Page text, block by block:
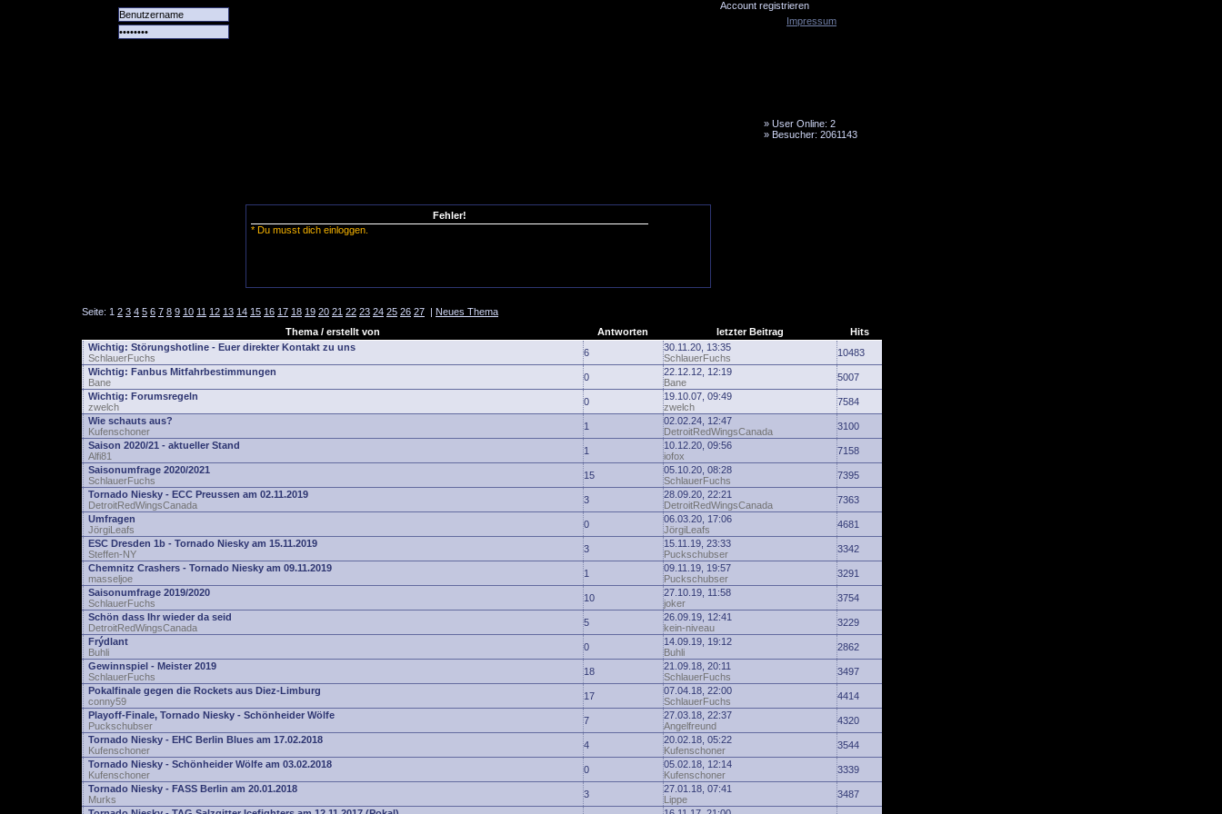
Account registrieren
» User Online: 2
» Besucher: 2061143
Fehler!
* Du musst dich einloggen.
Seite: 1 2 3 4 5 6 7 8 9 10 11 12 13 14 15 16 17 18 19 20 21 22 23 24 25 26 27 | Neues Thema
Thema / erstellt von
Antworten letzter Beitrag
Hits
Wichtig: Störungshotline - Euer direkter Kontakt zu uns
SchlauerFuchs
6
30.11.20, 13:35
SchlauerFuchs
10483
Wichtig: Fanbus Mitfahrbestimmungen
Bane
0
22.12.12, 12:19
Bane
5007
Wichtig: Forumsregeln
zwelch
0
19.10.07, 09:49
zwelch
7584
Wie schauts aus?
Kufenschoner
1
02.02.24, 12:47
DetroitRedWingsCanada
3100
Saison 2020/21 - aktueller Stand
Alfi81
1
10.12.20, 09:56
iofox
7158
Saisonumfrage 2020/2021
SchlauerFuchs
15
05.10.20, 08:28
SchlauerFuchs
7395
Tornado Niesky - ECC Preussen am 02.11.2019
DetroitRedWingsCanada
3
28.09.20, 22:21
DetroitRedWingsCanada
7363
Umfragen
JörgiLeafs
0
06.03.20, 17:06
JörgiLeafs
4681
ESC Dresden 1b - Tornado Niesky am 15.11.2019
Steffen-NY
3
15.11.19, 23:33
Puckschubser
3342
Chemnitz Crashers - Tornado Niesky am 09.11.2019
masseljoe
1
09.11.19, 19:57
Puckschubser
3291
Saisonumfrage 2019/2020
SchlauerFuchs
10
27.10.19, 11:58
joker
3754
Schön dass Ihr wieder da seid
DetroitRedWingsCanada
5
26.09.19, 12:41
kein-niveau
3229
Frýdlant
Buhli
0
14.09.19, 19:12
Buhli
2862
Gewinnspiel - Meister 2019
SchlauerFuchs
18
21.09.18, 20:11
SchlauerFuchs
3497
Pokalfinale gegen die Rockets aus Diez-Limburg
conny59
17
07.04.18, 22:00
SchlauerFuchs
4414
Playoff-Finale, Tornado Niesky - Schönheider Wölfe
Puckschubser
7
27.03.18, 22:37
Angelfreund
4320
Tornado Niesky - EHC Berlin Blues am 17.02.2018
Kufenschoner
4
20.02.18, 05:22
Kufenschoner
3544
Tornado Niesky - Schönheider Wölfe am 03.02.2018
Kufenschoner
0
05.02.18, 12:14
Kufenschoner
3339
Tornado Niesky - FASS Berlin am 20.01.2018
Murks
3
27.01.18, 07:41
Lippe
3487
Impressum